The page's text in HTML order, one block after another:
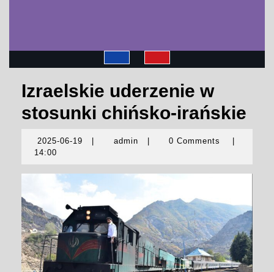
Button
Izraelskie uderzenie w
stosunki chińsko-irańskie
2025-06-19
2025-
admin admin 0 Comments
14:00